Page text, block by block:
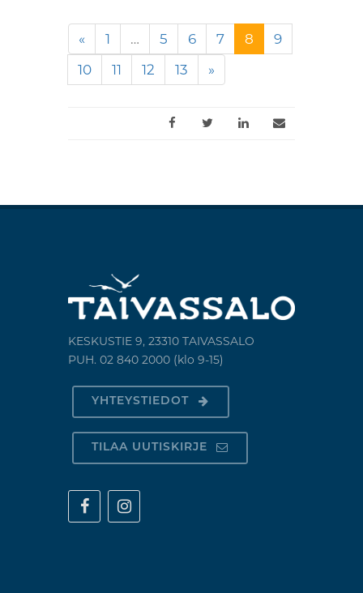
« 1 … 5 6 7 8 (nykyinen)
9
10
11 12 13 »
KESKUSTIE 9, 23310 TAIVASSALO
PUH. 02 840 2000 (klo 9-15)
YHTEYSTIEDOT
TILAA UUTISKIRJE